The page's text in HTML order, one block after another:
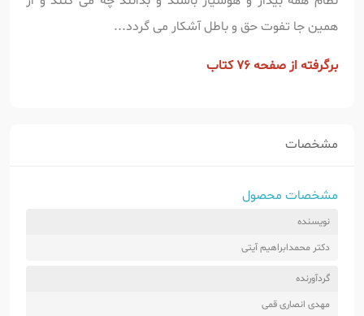
همین جا تفوت حق و باطل آشکار می گردد...
برگرفته از صفحه 76 کتاب
مشخصات
مشخصات محصول
نویسنده
دکتر محمدابراهیم آیتی
گردآورنده
مهدی انصاری قمی